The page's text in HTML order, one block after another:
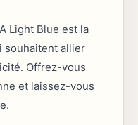
Light Blue est la
souhaitent allier
Offrez-vous
et laissez-vous